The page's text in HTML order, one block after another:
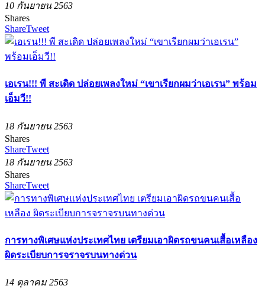
10 กันยายน 2563
Shares
ShareTweet
เอเรน!!! พี สะเดิด ปล่อยเพลงใหม่ “เขาเรียกผมว่าเอเรน” พร้อม
เอ็มวี!!
18 กันยายน 2563
Shares
ShareTweet
18 กันยายน 2563
Shares
ShareTweet
การทางพิเศษแห่งประเทศไทย เตรียมเอาผิดรถขนคนเสื้อเหลือง
ผิดระเบียบการจราจรบนทางด่วน
14 ตุลาคม 2563